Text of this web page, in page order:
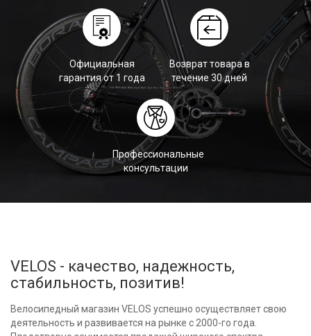
Официальная
гарантия от 1 года
Возврат товара в
течение 30 дней
Профессиональные
консультации
VELOS - качество, надежность,
стабильность, позитив!
Велосипедный магазин VELOS успешно осуществляет свою
деятельность и развивается на рынке с 2000-го года.